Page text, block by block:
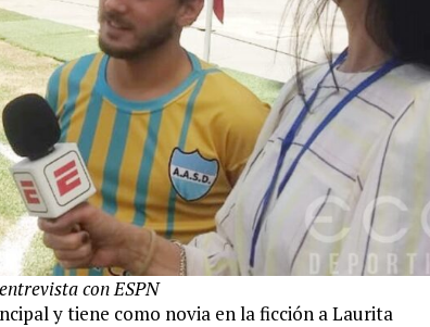
con ESPN
y tiene como novia en la ficción a Laurita